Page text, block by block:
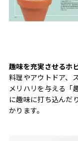
趣味を充実させるホ
料理やアウトドア、
メリハリを与える「
に趣味に打ち込んだ
かります。